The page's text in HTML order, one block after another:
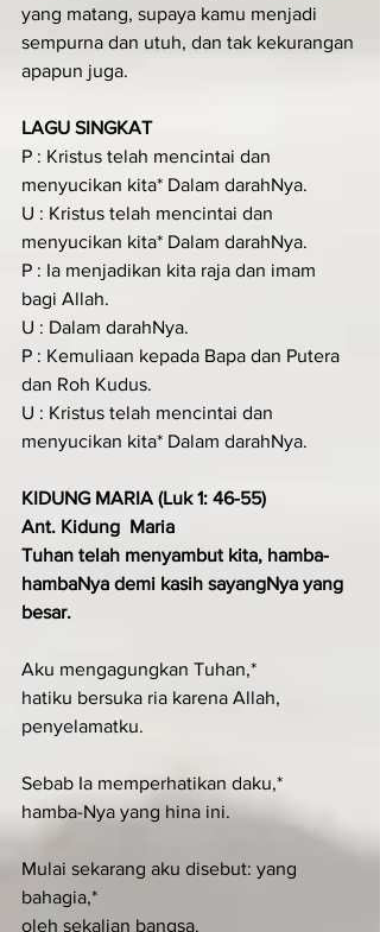
yang matang, supaya kamu menjadi
sempurna dan utuh, dan tak kekurangan
apapun juga.
LAGU SINGKAT
P : Kristus telah mencintai dan
menyucikan kita* Dalam darahNya.
U : Kristus telah mencintai dan
menyucikan kita* Dalam darahNya.
P : Ia menjadikan kita raja dan imam
bagi Allah.
U : Dalam darahNya.
P : Kemuliaan kepada Bapa dan Putera
dan Roh Kudus.
U : Kristus telah mencintai dan
menyucikan kita* Dalam darahNya.
KIDUNG MARIA (Luk 1: 46-55)
Ant. Kidung  Maria
Tuhan telah menyambut kita, hamba-
hambaNya demi kasih sayangNya yang
besar.
Aku mengagungkan Tuhan,*
hatiku bersuka ria karena Allah,
penyelamatku.
Sebab Ia memperhatikan daku,*
hamba-Nya yang hina ini.
Mulai sekarang aku disebut: yang
bahagia,*
oleh sekalian bangsa.